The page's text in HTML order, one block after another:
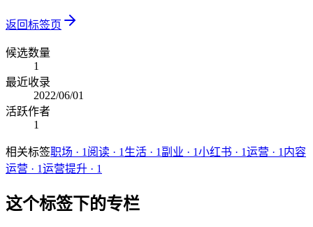
返回标签页
候选数量
1
最近收录
2022/06/01
活跃作者
1
相关标签职场 · 1 阅读 · 1 生活 · 1 副业 · 1小红书 · 1运营 · 1 内容
运营 · 1运营提升 · 1
这个标签下的专栏